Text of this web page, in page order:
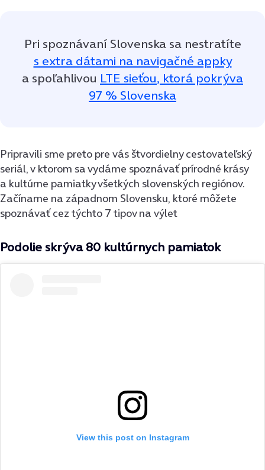
Pri spoznávaní Slovenska sa nestratíte
s extra dátami na navigačné appky
a spoľahlivou LTE sieťou, ktorá pokrýva
97 % Slovenska
Pripravili sme preto pre vás štvordielny cestovateľský
seriál, v ktorom sa vydáme spoznávať prírodné krásy
a kultúrne pamiatky všetkých slovenských regiónov.
Začíname na západnom Slovensku, ktoré môžete
spoznávať cez týchto 7 tipov na výlet
Podolie skrýva 80 kultúrnych pamiatok
View this post on Instagram